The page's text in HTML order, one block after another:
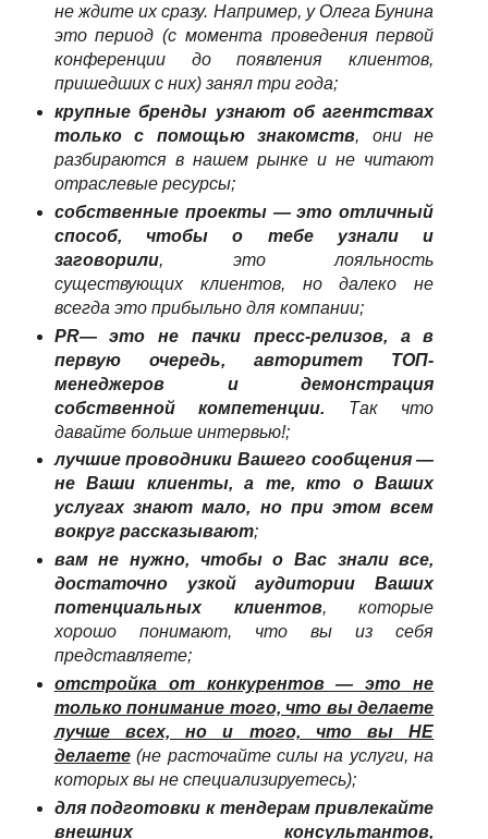
не ждите их сразу. Например, у Олега Бунина
это период (с момента проведения первой
конференции до появления клиентов,
пришедших с них) занял три года;
крупные бренды узнают об агентствах
только с помощью знакомств, они не
разбираются в нашем рынке и не читают
отраслевые ресурсы;
собственные проекты — это отличный
способ, чтобы о тебе узнали и
заговорили, это лояльность
существующих клиентов, но далеко не
всегда это прибыльно для компании;
PR— это не пачки пресс-релизов, а в
первую очередь, авторитет ТОП-
менеджеров и демонстрация
собственной компетенции. Так что
давайте больше интервью!;
лучшие проводники Вашего сообщения —
не Ваши клиенты, а те, кто о Ваших
услугах знают мало, но при этом всем
вокруг рассказывают;
вам не нужно, чтобы о Вас знали все,
достаточно узкой аудитории Ваших
потенциальных клиентов, которые
хорошо понимают, что вы из себя
представляете;
отстройка от конкурентов — это не
только понимание того, что вы делаете
лучше всех, но и того, что вы НЕ
делаете(не расточайте силы на услуги, на
которых вы не специализируетесь);
для подготовки к тендерам привлекайте
внешних консультантов,